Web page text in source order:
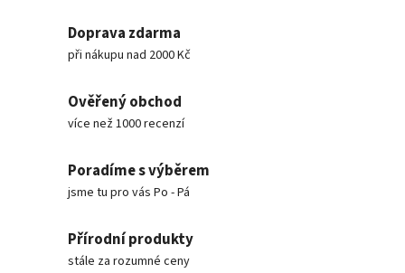
Doprava zdarma
při nákupu nad 2000 Kč
Ověřený obchod
více než 1000 recenzí
Poradíme s výběrem
jsme tu pro vás Po - Pá
Přírodní produkty
stále za rozumné ceny